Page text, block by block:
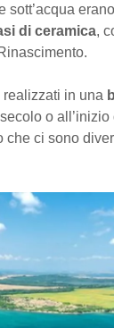
sott’acqua
di ceramica,
in una
o all’inizio
che ci sono